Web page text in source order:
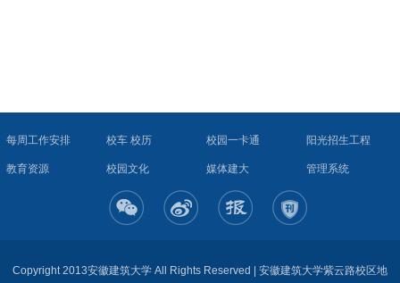
每周工作安排 校车 校历 校园一卡通 阳光招生工程
教育资源 校园文化 媒体建大 管理系统
Copyright 2013安徽建筑大学 All Rights Reserved | 安徽建筑大学紫云路校区地